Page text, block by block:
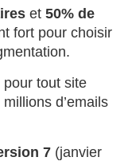
et 50% de
fort pour choisir
tout site
d’emails
7 (janvier